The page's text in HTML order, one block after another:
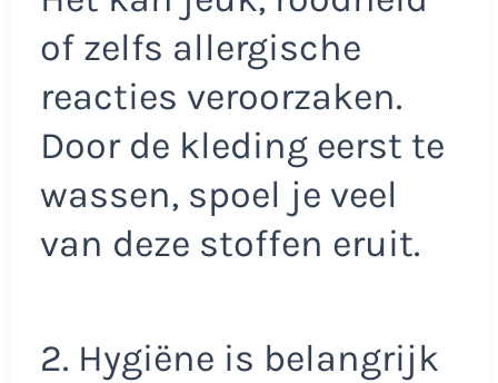
of zelfs allergische
reacties veroorzaken.
Door de kleding eerst te
wassen, spoel je veel
van deze stoffen eruit.
2. Hygiëne is belangrijk